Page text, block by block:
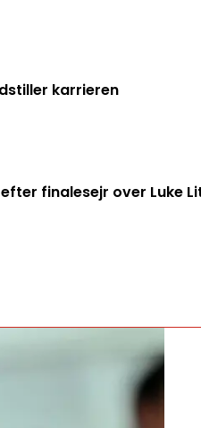
karrieren
finalesejr over Luke